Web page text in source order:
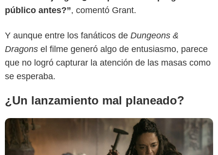
público antes?”, comentó Grant.
Y aunque entre los fanáticos de Dungeons &
Dragons el filme generó algo de entusiasmo, parece
que no logró capturar la atención de las masas como
se esperaba.
¿Un lanzamiento mal planeado?